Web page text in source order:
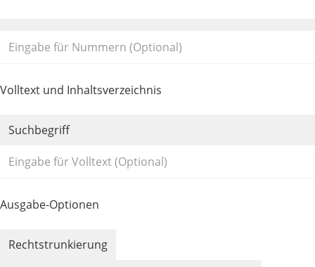
Volltext und Inhaltsverzeichnis
Suchbegriff
Ausgabe-Optionen
Rechtstrunkierung